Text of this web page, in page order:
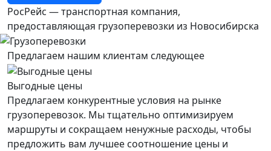
РосРейс — транспортная компания,
предоставляющая грузоперевозки из Новосибирска
Предлагаем нашим клиентам следующее
Выгодные цены
Предлагаем конкурентные условия на рынке
грузоперевозок. Мы тщательно оптимизируем
маршруты и сокращаем ненужные расходы, чтобы
предложить вам лучшее соотношение цены и